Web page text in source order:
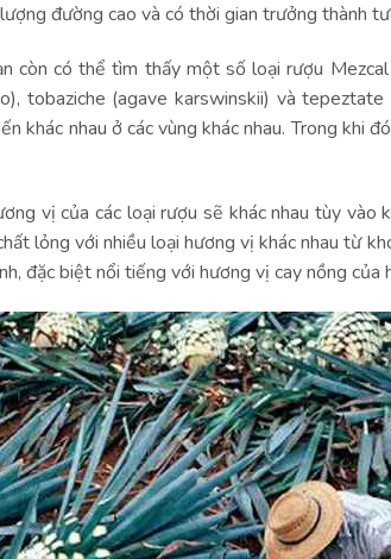
đường cao và có thời gian trưởng thành
còn có thể tìm thấy một số loại rượu
tobaziche (agave karswinskii) và
khác nhau ở các vùng khác nhau. Trong khi
vị của các loại rượu sẽ khác nhau tùy vào
lỏng với nhiều loại hương vị khác nhau từ
đặc biệt nổi tiếng với hương vị cay nồng của